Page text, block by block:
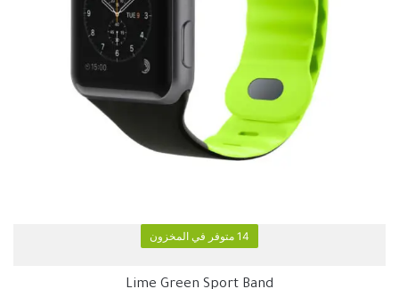
14 متوفر في المخزون
Lime Green Sport Band